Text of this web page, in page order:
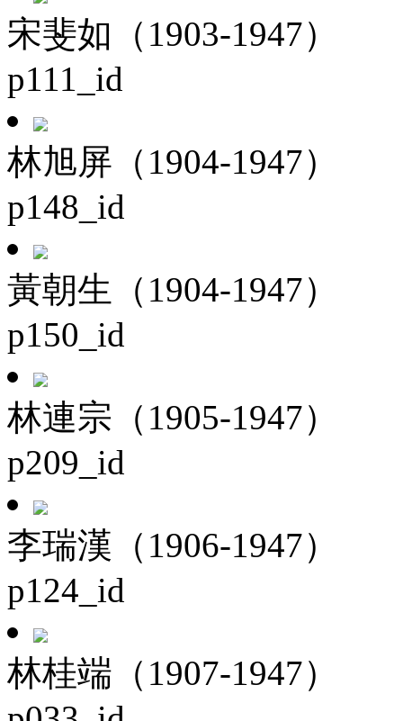
宋斐如（1903-1947）
p111_id
林旭屏（1904-1947）
p148_id
黃朝生（1904-1947）
p150_id
林連宗（1905-1947）
p209_id
李瑞漢（1906-1947）
p124_id
林桂端（1907-1947）